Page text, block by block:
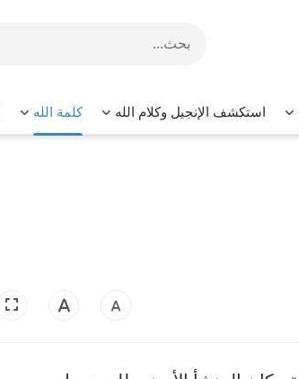
استكشف الإنجيل وكلام الله كلمة الله